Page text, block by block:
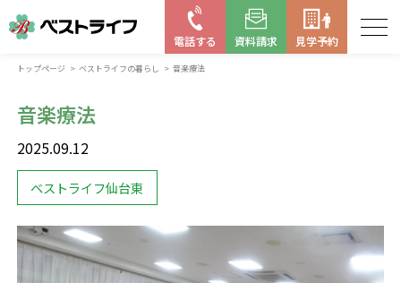
電話する 資料請求 見学予約
トップページ ベストライフの暮らし 音楽療法
音楽療法
2025.09.12
ベストライフ仙台東